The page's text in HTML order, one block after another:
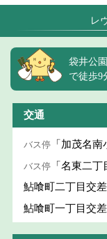
レ
袋井公
で徒歩9
交通
バス停 「加茂名南
バス停 「名東二丁
鮎喰町二丁目交
鮎喰町一丁目交